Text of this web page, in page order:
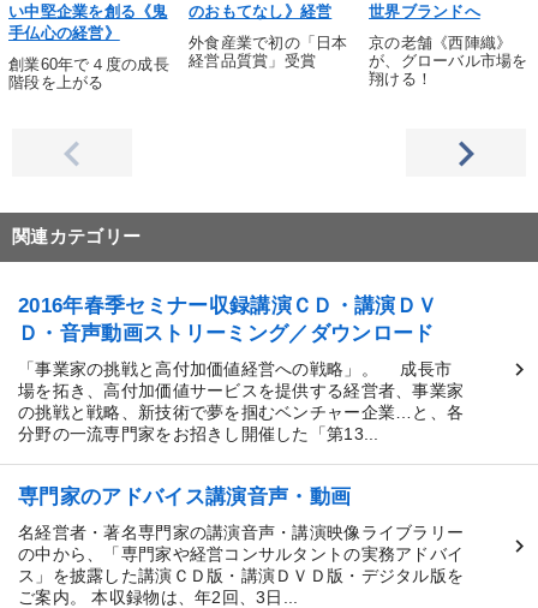
い中堅企業を創る《鬼
手仏心の経営》
創業60年で４度の成長
階段を上がる
のおもてなし》経営
外食産業で初の「日本
経営品質賞」受賞
世界ブランドへ
京の老舗《西陣織》
が、グローバル市場を
翔ける！
関連カテゴリー
2016年春季セミナー収録講演ＣＤ・講演ＤＶ
Ｄ・音声動画ストリーミング／ダウンロード
「事業家の挑戦と高付加価値経営への戦略」。 成長市
場を拓き、高付加価値サービスを提供する経営者、事業家
の挑戦と戦略、新技術で夢を掴むベンチャー企業…と、各
分野の一流専門家をお招きし開催した「第13...
専門家のアドバイス講演音声・動画
名経営者・著名専門家の講演音声・講演映像ライブラリー
の中から、「専門家や経営コンサルタントの実務アドバイ
ス」を披露した講演ＣＤ版・講演ＤＶＤ版・デジタル版を
ご案内。 本収録物は、年2回、3日...